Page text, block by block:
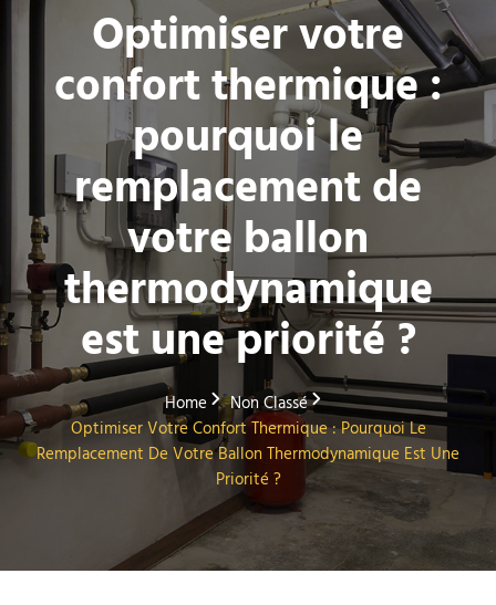
Optimiser votre
confort thermique :
pourquoi le
remplacement de
votre ballon
thermodynamique
est une priorité ?
Home
Non Classé
Optimiser Votre Confort Thermique : Pourquoi Le
Remplacement De Votre Ballon Thermodynamique Est Une
Priorité ?